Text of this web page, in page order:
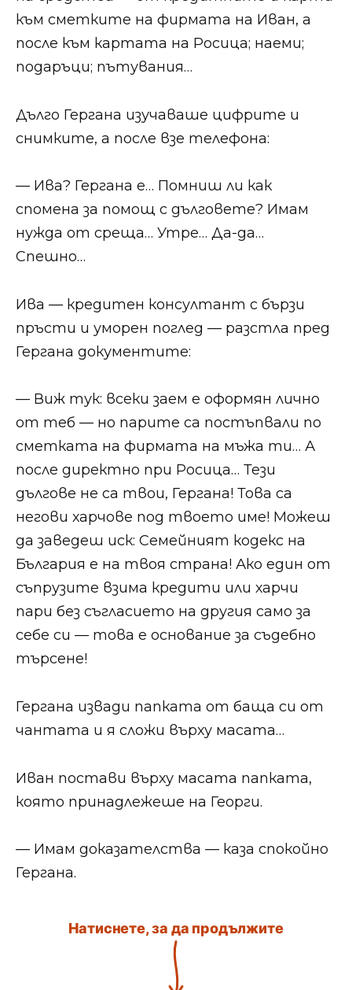
към сметките на фирмата на Иван, а
после към картата на Росица; наеми;
подаръци; пътувания…
Дълго Гергана изучаваше цифрите и
снимките, а после взе телефона:
— Ива? Гергана е… Помниш ли как
спомена за помощ с дълговете? Имам
нужда от среща… Утре… Да-да…
Спешно…
Ива — кредитен консултант с бързи
пръсти и уморен поглед — разстла пред
Гергана документите:
— Виж тук: всеки заем е оформян лично
от теб — но парите са постъпвали по
сметката на фирмата на мъжа ти… А
после директно при Росица… Тези
дългове не са твои, Гергана! Това са
негови харчове под твоето име! Можеш
да заведеш иск: Семейният кодекс на
България е на твоя страна! Ако един от
съпрузите взима кредити или харчи
пари без съгласието на другия само за
себе си — това е основание за съдебно
търсене!
Гергана извади папката от баща си от
чантата и я сложи върху масата…
Иван постави върху масата папката,
която принадлежеше на Георги.
— Имам доказателства — каза спокойно
Гергана.
Натиснете, за да продължите